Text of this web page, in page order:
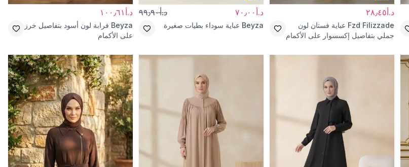
د.أ٢٨٫٤٥
Fzd Filizzade عباية فستان لون
جملي بتفاصيل إكسسوار على الأكمام
د.أ٧٠٫٠٠ د.أ٩٩٫٩٠
Beyza عباية سوداء بطيات صغيرة
د.أ١٠٠٫٦١
Beyza فرابة لون أسود بتفاصيل خرز
على الأكمام